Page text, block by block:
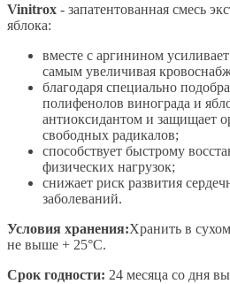
Vinitrox - запатентованная смесь
яблока:
вместе с аргинином
самым увеличивая
благодаря специально
полифенолов винограда и
антиоксидантом и защищает
свободных радикалов;
способствует быстрому
физических нагрузок;
снижает риск развития
заболеваний.
Условия хранения:Хранить в
не выше + 25°С.
Срок годности: 24 месяца со дня